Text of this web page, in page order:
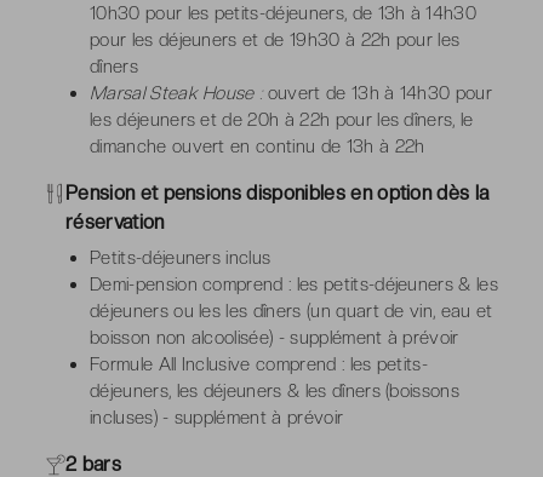
10h30 pour les petits-déjeuners, de 13h à 14h30
pour les déjeuners et de 19h30 à 22h pour les
dîners
Marsal Steak House :ouvert de 13h à 14h30 pour
les déjeuners et de 20h à 22h pour les dîners, le
dimanche ouvert en continu de 13h à 22h
Pension et pensions disponibles en option dès la
réservation
Petits-déjeuners inclus
Demi-pension comprend : les petits-déjeuners & les
déjeuners ou les les dîners (un quart de vin, eau et
boisson non alcoolisée) - supplément à prévoir
Formule All Inclusive comprend : les petits-
déjeuners, les déjeuners & les dîners (boissons
incluses) - supplément à prévoir
2 bars